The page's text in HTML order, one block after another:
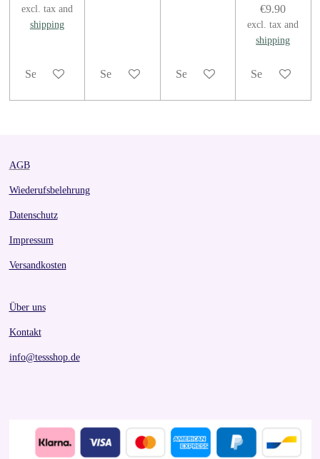
excl. tax and
shipping
See details See details See details
€9.90
excl. tax and
shipping
See details
AGB
Wiederufsbelehrung
Datenschutz
Impressum
Versandkosten
Über uns
Kontakt
info@tessshop.de